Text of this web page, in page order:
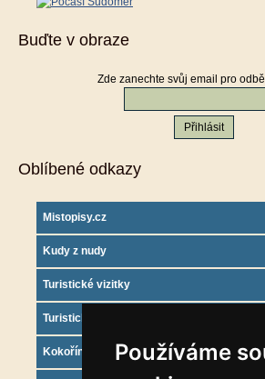
Používáme
Buďte v obraze
Zde zanechte svůj email pro
Oblíbené odkazy
Mistopisy.cz
Kudy z nudy
Turistické vizitky
Turistický deník
Kokořínsko info